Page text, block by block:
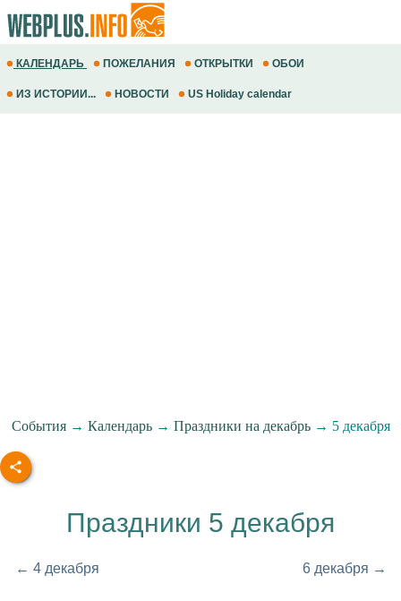
КАЛЕНДАРЬ ПОЖЕЛАНИЯ ОТКРЫТКИ ОБОИ
ИЗ ИСТОРИИ... НОВОСТИ US Holiday calendar
События→ Календарь→ Праздники на декабрь→ 5 декабря
Праздники 5 декабря
← 4 декабря 6 декабря →